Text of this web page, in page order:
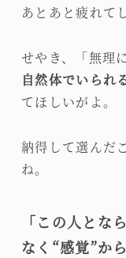
あとあと疲れて
せやき、「無理
自然体でいられ
てほしいがよ。
納得して選んだ
ね。
「この人とな
なく“感覚”か